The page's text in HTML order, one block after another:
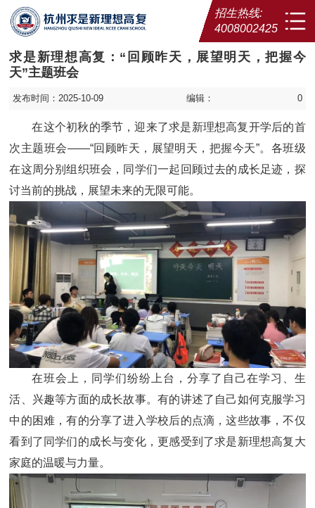
招生热线:
4008002425
求是新理想高复：“回顾昨天，展望明天，把握今
天”主题班会
发布时间：2025-10-09 编辑： 0
在这个初秋的季节，迎来了求是新理想高复开学后的首
次主题班会——“回顾昨天，展望明天，把握今天”。各班级
在这周分别组织班会，同学们一起回顾过去的成长足迹，探
讨当前的挑战，展望未来的无限可能。
在班会上，同学们纷纷上台，分享了自己在学习、生
活、兴趣等方面的成长故事。有的讲述了自己如何克服学习
中的困难，有的分享了进入学校后的点滴，这些故事，不仅
看到了同学们的成长与变化，更感受到了求是新理想高复大
家庭的温暖与力量。